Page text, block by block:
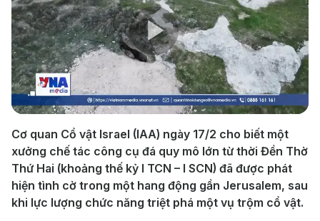
Play
Video
Cơ quan Cổ vật Israel (IAA) ngày 17/2 cho biết một
xưởng chế tác công cụ đá quy mô lớn từ thời Đền Thờ
Thứ Hai (khoảng thế kỷ I TCN – I SCN) đã được phát
hiện tình cờ trong một hang động gần Jerusalem, sau
khi lực lượng chức năng triệt phá một vụ trộm cổ vật.